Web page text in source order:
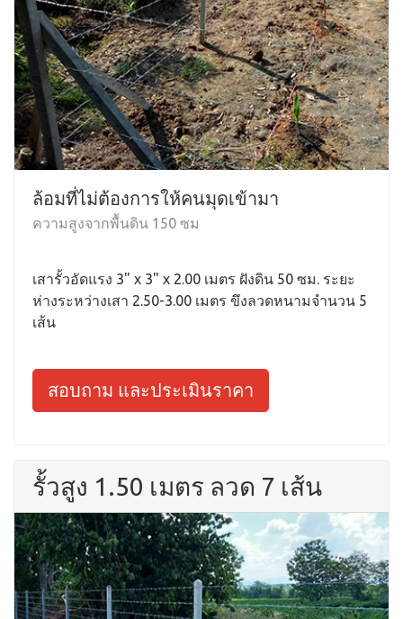
ล้อมที่ไม่ต้องการให้คนมุดเข้ามา
ความสูงจากพื้นดิน 150 ซม
เสารั้วอัดแรง 3" x 3" x 2.00 เมตร ฝังดิน 50 ซม. ระยะ
ห่างระหว่างเสา 2.50-3.00 เมตร ขึงลวดหนามจำนวน 5
เส้น
สอบถาม และประเมินราคา
รั้วสูง 1.50 เมตร ลวด 7 เส้น